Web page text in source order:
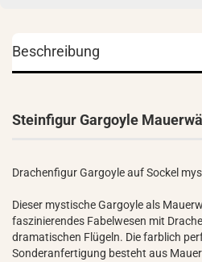
Beschreibung
Steinfigur Gargoyle
Drachenfigur Gargoyle auf Sockel
Dieser mystische Gargoyle als
faszinierendes Fabelwesen mit
dramatischen Flügeln. Die farblich
Sonderanfertigung besteht aus